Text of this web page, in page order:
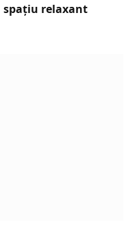
spațiu relaxant